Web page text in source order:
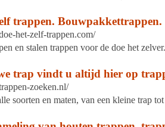
trappen.
het-zelf-trappen.com/
en stalen trappen voor de doe het
trap vindt u altijd hier op
zoeken.nl/
soorten en maten, van een kleine trap